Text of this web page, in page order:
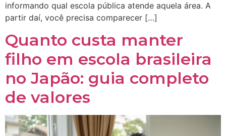
informando qual escola pública atende aquela área. A
partir daí, você precisa comparecer […]
Quanto custa manter
filho em escola brasileira
no Japão: guia completo
de valores